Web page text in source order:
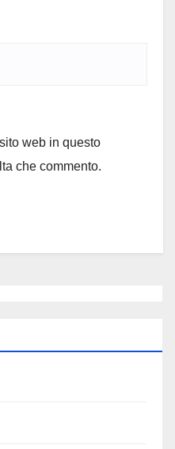
web in questo
che commento.